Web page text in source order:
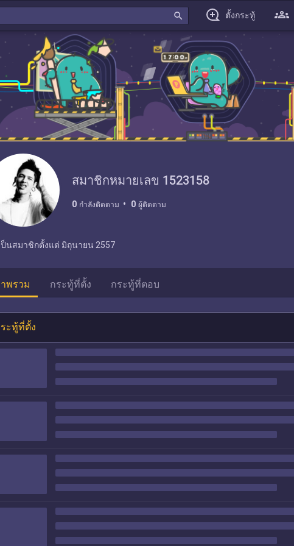
search ตั้งกระทู้
สมาชิกหมายเลข 1523158
0 กำลังติดตาม 0 ผู้ติดตาม
ป็นสมาชิกตั้งแต่ มิถุนายน 2557
พรวม กระทู้ที่ตั้ง กระทู้ที่ตอบ
ะทู้ที่ตั้ง